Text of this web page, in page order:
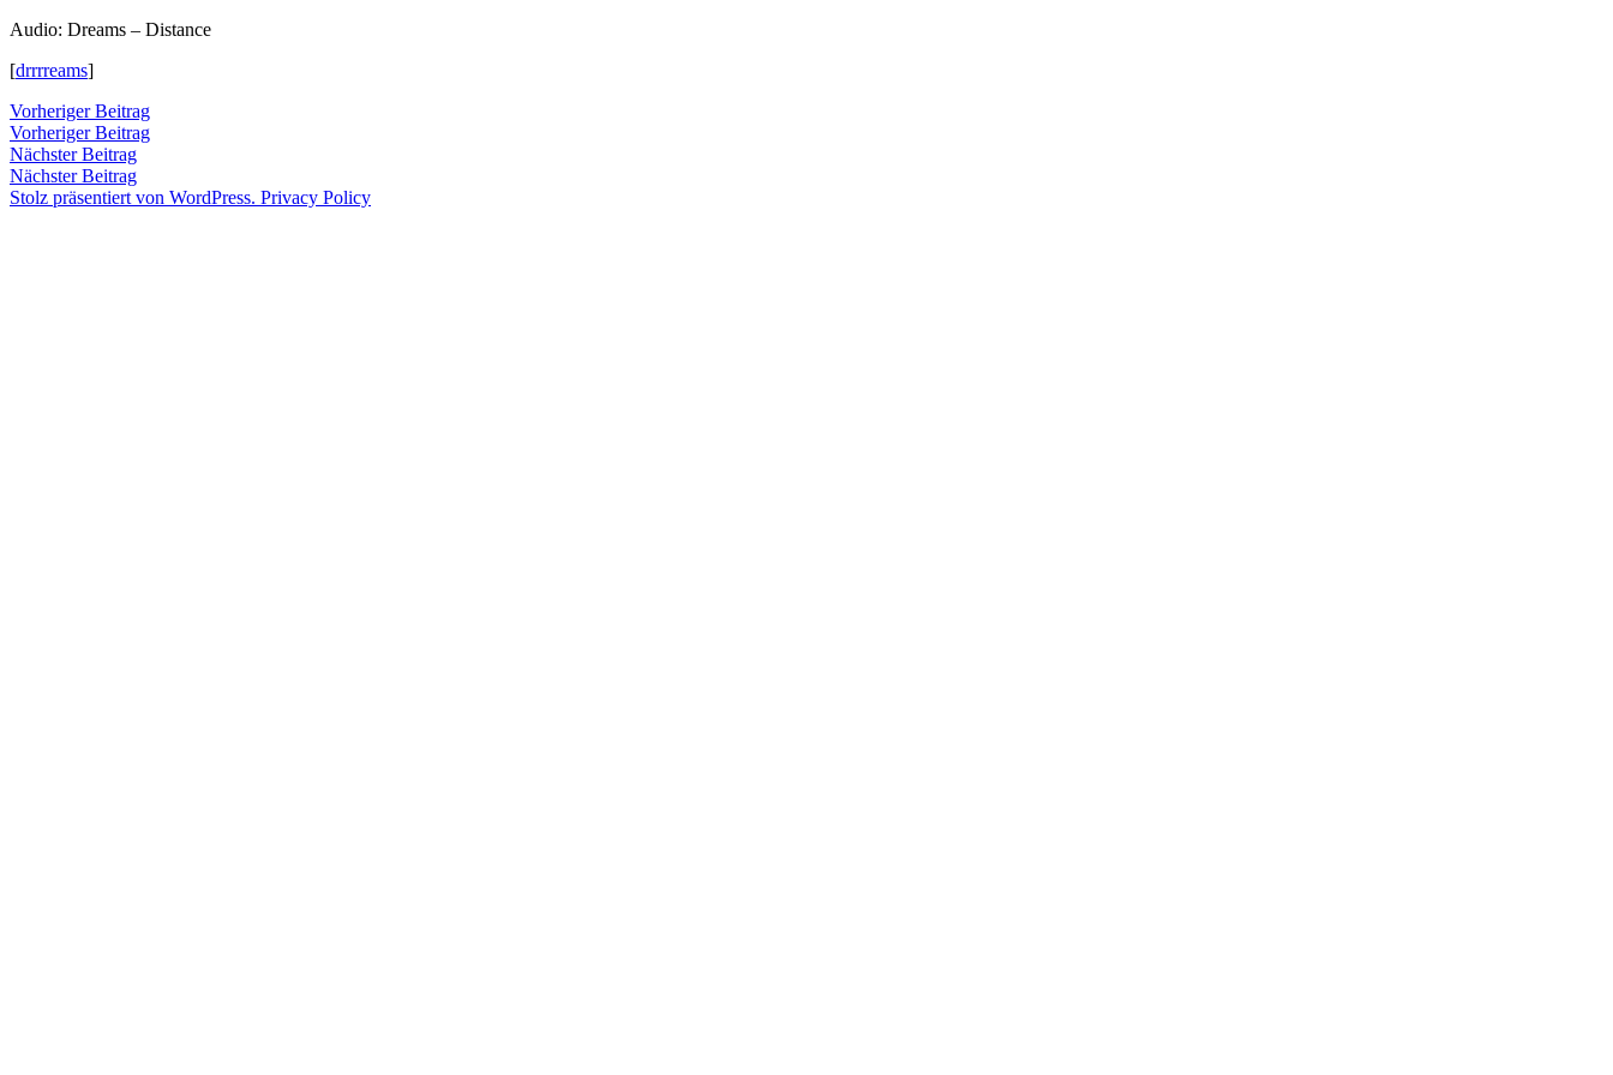
Zum
springen
von
Dezember
einen
zu
Audio: Dreams – Distance
[drrrreams]
Veröffentlicht
von
snhpfr
1.
Dezember
2011
Veröffentlicht
in
Uncategorized
Schlagwörter:
2k11,
audio,
Dreams,
new
Beitragsnavigation
Vorheriger BeitragVorheriger
Beitrag:
Vorheriger Beitrag
Nächster BeitragNächster
Beitrag:
Nächster Beitrag
Stolz präsentiert von WordPress. Privacy Policy